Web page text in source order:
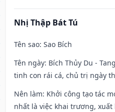
Nhị Thập Bát Tú
Tên sao: Sao Bích
Tên ngày: Bích Thủy Du -
tinh con rái cá, chủ trị ngày
Nên làm: Khởi công tạo tác
nhất là việc khai trương, xuất